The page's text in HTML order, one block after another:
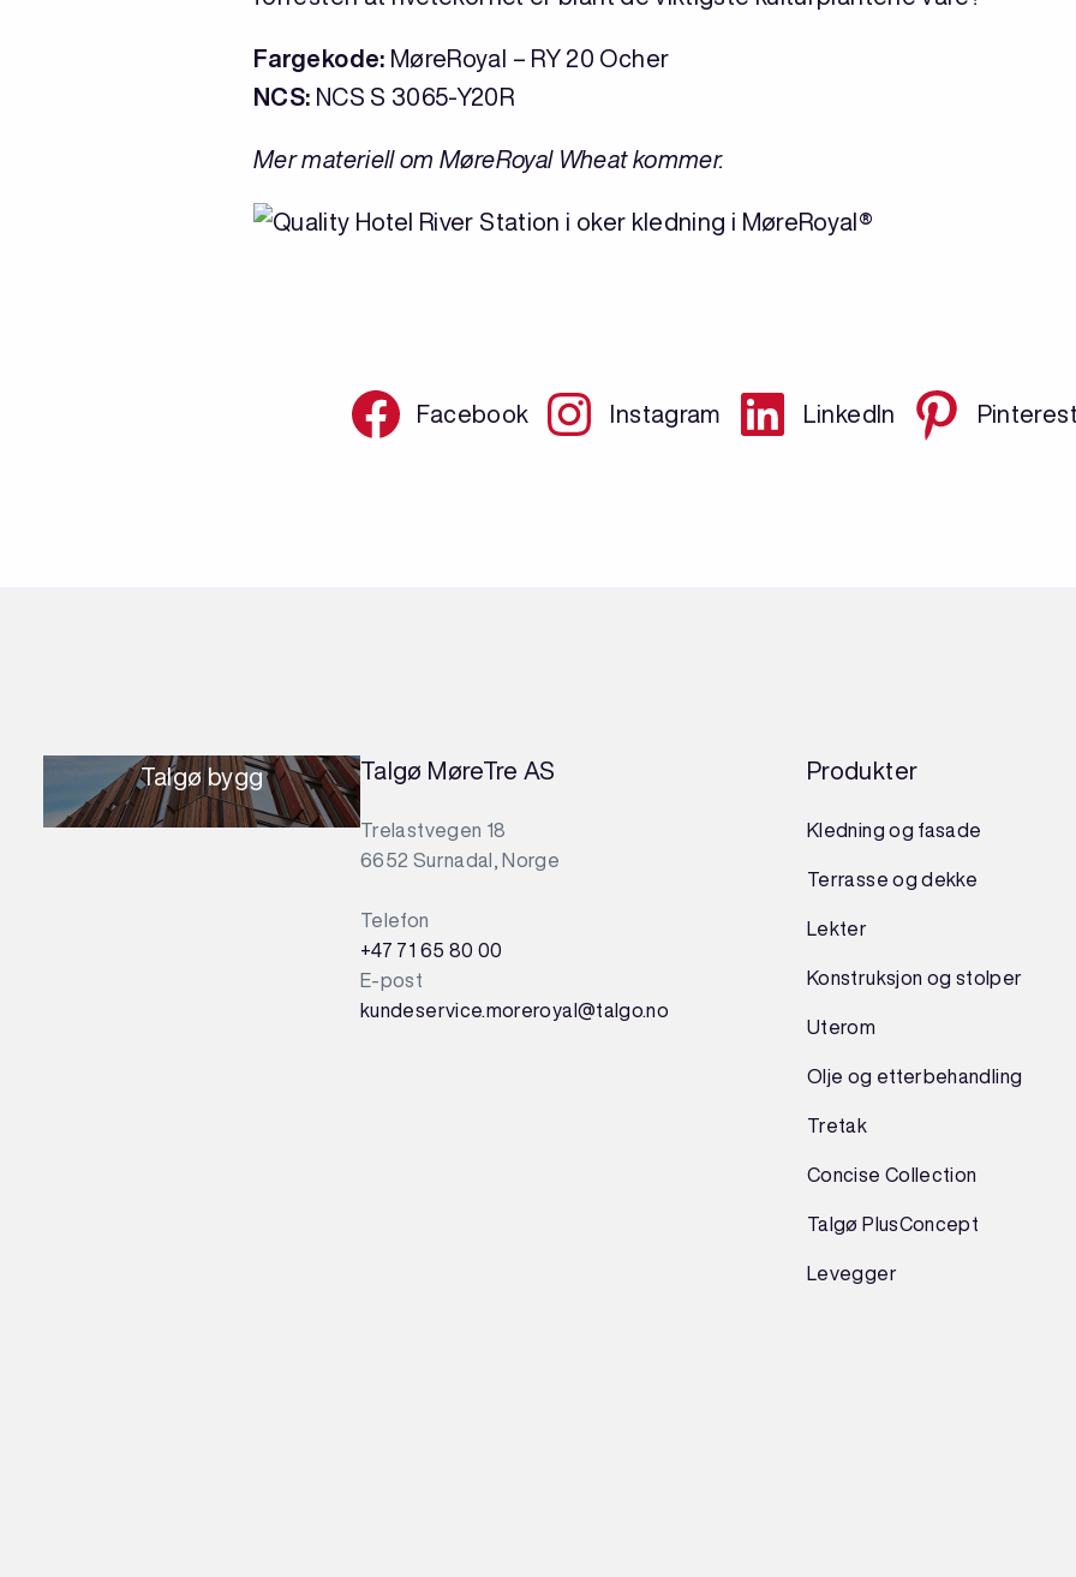
Fargekode: MøreRoyal – RY 20 Ocher
NCS: NCS S 3065-Y20R
Mer materiell om MøreRoyal Wheat kommer.
Facebook Instagram LinkedIn Pinterest
Talgø bygg Talgø MøreTre AS
Trelastvegen 18
6652 Surnadal, Norge
Telefon
+47 71 65 80 00
E-post
kundeservice.moreroyal@talgo.no
Produkter
Kledning og fasade
Terrasse og dekke
Lekter
Konstruksjon og stolper
Uterom
Olje og etterbehandling
Tretak
Concise Collection
Talgø PlusConcept
Levegger